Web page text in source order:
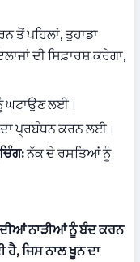
ਤੋਂ ਪਹਿਲਾਂ, ਤੁਹਾਡਾ
ਦੀ ਸਿਫ਼ਾਰਸ਼ ਕਰੇਗਾ,
ਘਟਾਉਣ ਲਈ।
ਪ੍ਰਬੰਧਨ ਕਰਨ ਲਈ।
ਨੱਕ ਦੇ ਰਸਤਿਆਂ ਨੂੰ
ਨਾੜੀਆਂ ਨੂੰ ਬੰਦ ਕਰਨ
ਜਿਸ ਨਾਲ ਖੂਨ ਦਾ